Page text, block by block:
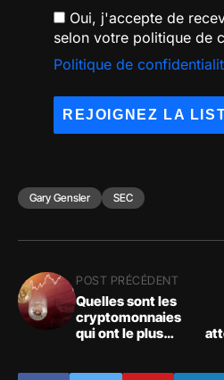
Oui, j'accepte de
selon votre politique de
Politique de
Gary Gensler SEC
POST PRÉCÉDENT
Quelles sont les
cryptomonnaies
qui ont le plus